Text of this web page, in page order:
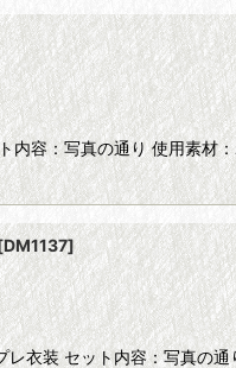
容：写真の通り 使用素材
DM1137]
装 セット内容：写真の